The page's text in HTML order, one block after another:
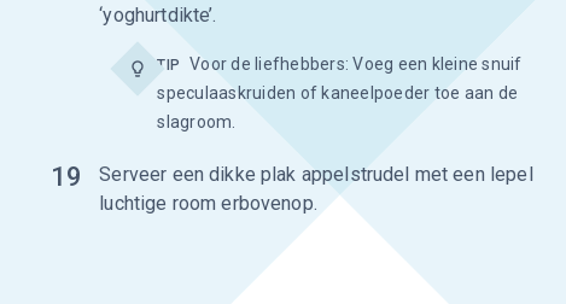
‘yoghurtdikte’.
TIP
Voor de liefhebbers: Voeg een kleine snuif
speculaaskruiden of kaneelpoeder toe aan de
slagroom.
19
Serveer een dikke plak appelstrudel met een lepel
luchtige room erbovenop.